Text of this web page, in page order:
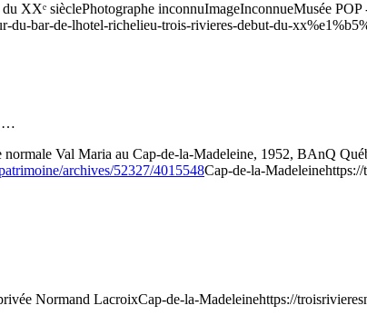
XXᵉ sièclePhotographe inconnuImageInconnueMusée POP
du-bar-de-lhotel-richelieu-trois-rivieres-debut-du-
…
normale Val Maria au Cap-de-la-Madeleine, 1952, BAnQ
archives/52327/4015548Cap-de-la-Madeleinehttps://
Normand LacroixCap-de-la-Madeleinehttps://